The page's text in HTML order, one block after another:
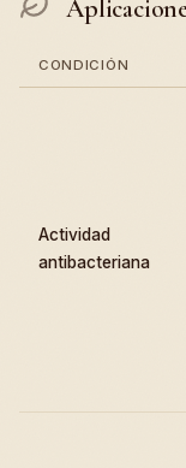
CONDICIÓN
Actividad
antibacteriana